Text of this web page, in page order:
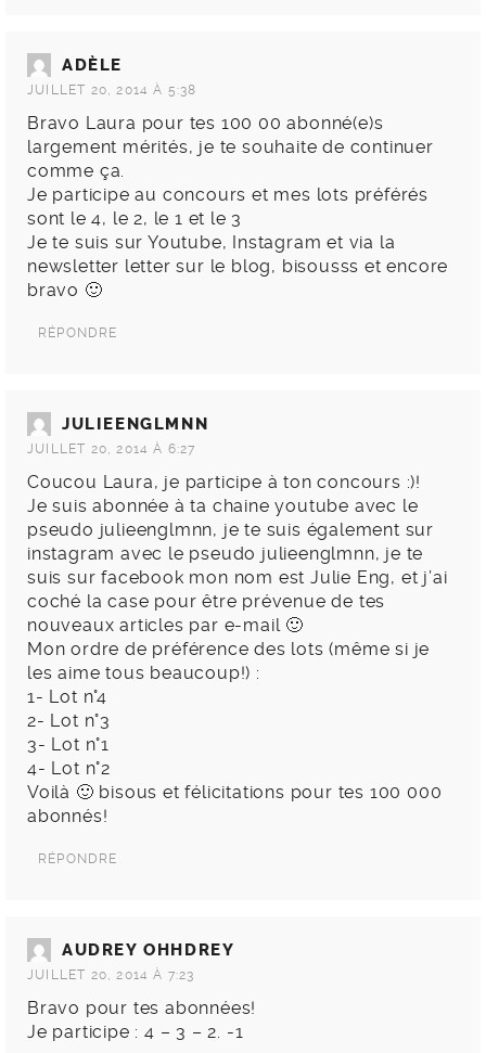
ADÈLE
JUILLET 20, 2014 À 5:38
Bravo Laura pour tes 100 00 abonné(e)s
largement mérités, je te souhaite de continuer
comme ça.
Je participe au concours et mes lots préférés
sont le 4, le 2, le 1 et le 3
Je te suis sur Youtube, Instagram et via la
newsletter letter sur le blog, bisousss et encore
bravo 🙂
RÉPONDRE
JULIEENGLMNN
JUILLET 20, 2014 À 6:27
Coucou Laura, je participe à ton concours :)!
Je suis abonnée à ta chaine youtube avec le
pseudo julieenglmnn, je te suis également sur
instagram avec le pseudo julieenglmnn, je te
suis sur facebook mon nom est Julie Eng, et j’ai
coché la case pour être prévenue de tes
nouveaux articles par e-mail 🙂
Mon ordre de préférence des lots (même si je
les aime tous beaucoup!) :
1- Lot n°4
2- Lot n°3
3- Lot n°1
4- Lot n°2
Voilà 🙂 bisous et félicitations pour tes 100 000
abonnés!
RÉPONDRE
AUDREY OHHDREY
JUILLET 20, 2014 À 7:23
Bravo pour tes abonnées!
Je participe : 4 – 3 – 2. -1